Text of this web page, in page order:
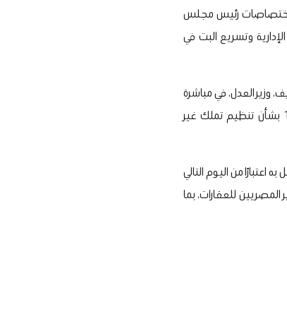
العدل في مباشرة بعض اختصاصات رئيس مجلس
وتسريع البت في
وزير العدل، في مباشرة
اختصاصات رئيس مجلس الوزراء المنصوص عليها في المادتين الثانية والخامسة من القانون رقم 230 لسنة 1996 بشأن تنظيم تملك غير
على أن يعمل به اعتبارًا من اليوم التالي
المصريين للعقارات، بما